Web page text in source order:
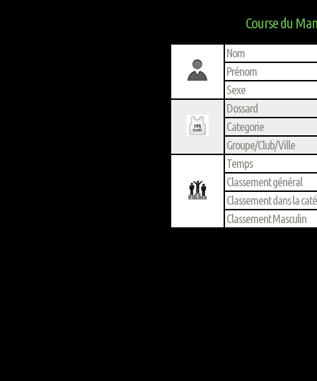
Course du
Nom
Prénom
Sexe
Dossard
Categorie
Groupe/Club/Ville
Temps
Classement général
Classement dans la
Classement Masculin